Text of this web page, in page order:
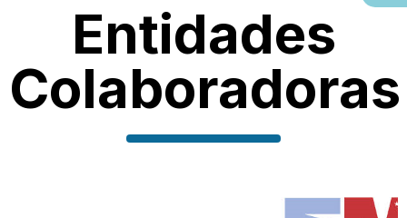
Entidades
Colaboradoras